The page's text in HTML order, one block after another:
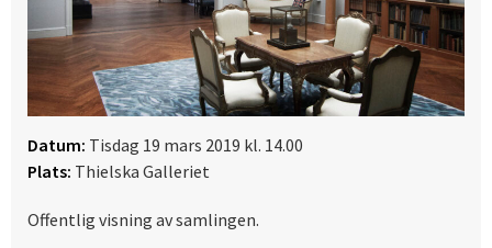
Datum: Tisdag 19 mars 2019 kl. 14.00
Plats: Thielska Galleriet
Offentlig visning av samlingen.